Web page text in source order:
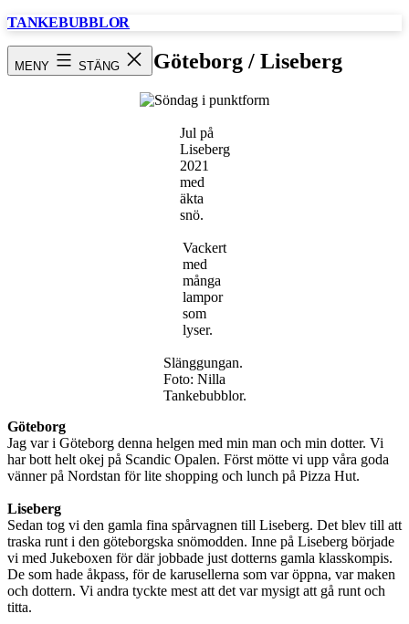
Hoppa
TANKEBUBBLOR
MENY STÄNG
Söndag / Göteborg / Liseberg
Jul på
Liseberg
2021
med
äkta
snö.
Vackert
med
många
lampor
som
lyser.
Slänggungan.
Foto: Nilla
Tankebubblor.
Göteborg
Jag var i Göteborg denna helgen med min man och min dotter. Vi
har bott helt okej på Scandic Opalen. Först mötte vi upp våra goda
vänner på Nordstan för lite shopping och lunch på Pizza Hut.
Liseberg
Sedan tog vi den gamla fina spårvagnen till Liseberg. Det blev till att
traska runt i den göteborgska snömodden. Inne på Liseberg började
vi med Jukeboxen för där jobbade just dotterns gamla klasskompis.
De som hade åkpass, för de karusellerna som var öppna, var maken
och dottern. Vi andra tyckte mest att det var mysigt att gå runt och
titta.